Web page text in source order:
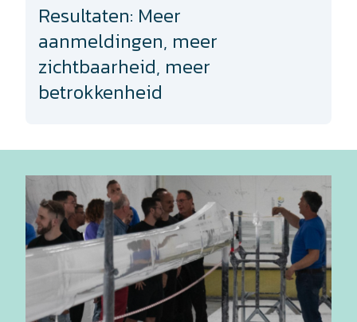
Resultaten: Meer
aanmeldingen, meer
zichtbaarheid, meer
betrokkenheid